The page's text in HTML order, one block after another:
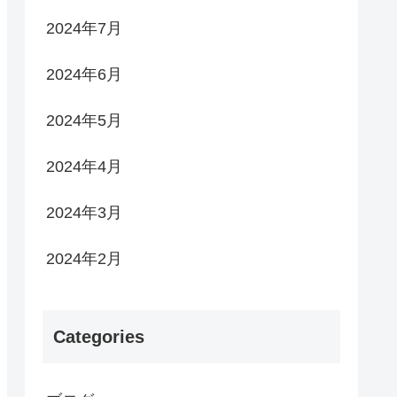
2024年7月
2024年6月
2024年5月
2024年4月
2024年3月
2024年2月
Categories